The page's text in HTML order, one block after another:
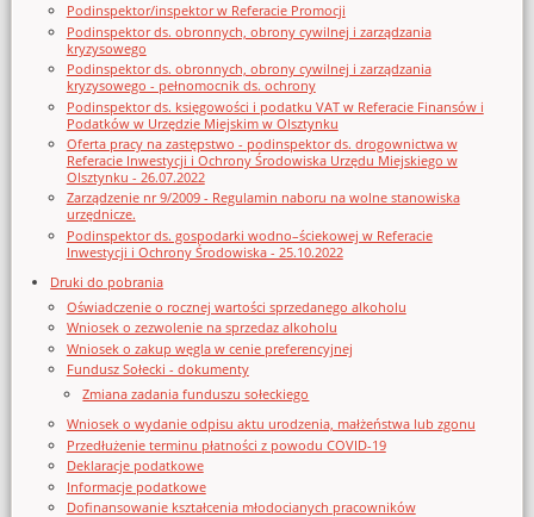
Podinspektor/inspektor w Referacie Promocji
Podinspektor ds. obronnych, obrony cywilnej i zarządzania
kryzysowego
Podinspektor ds. obronnych, obrony cywilnej i zarządzania
kryzysowego - pełnomocnik ds. ochrony
Podinspektor ds. księgowości i podatku VAT w Referacie Finansów i
Podatków w Urzędzie Miejskim w Olsztynku
Oferta pracy na zastępstwo - podinspektor ds. drogownictwa w
Referacie Inwestycji i Ochrony Środowiska Urzędu Miejskiego w
Olsztynku - 26.07.2022
Zarządzenie nr 9/2009 - Regulamin naboru na wolne stanowiska
urzędnicze.
Podinspektor ds. gospodarki wodno–ściekowej w Referacie
Inwestycji i Ochrony Środowiska - 25.10.2022
Druki do pobrania
Oświadczenie o rocznej wartości sprzedanego alkoholu
Wniosek o zezwolenie na sprzedaz alkoholu
Wniosek o zakup węgla w cenie preferencyjnej
Fundusz Sołecki - dokumenty
Zmiana zadania funduszu sołeckiego
Wniosek o wydanie odpisu aktu urodzenia, małżeństwa lub zgonu
Przedłużenie terminu płatności z powodu COVID-19
Deklaracje podatkowe
Informacje podatkowe
Dofinansowanie kształcenia młodocianych pracowników